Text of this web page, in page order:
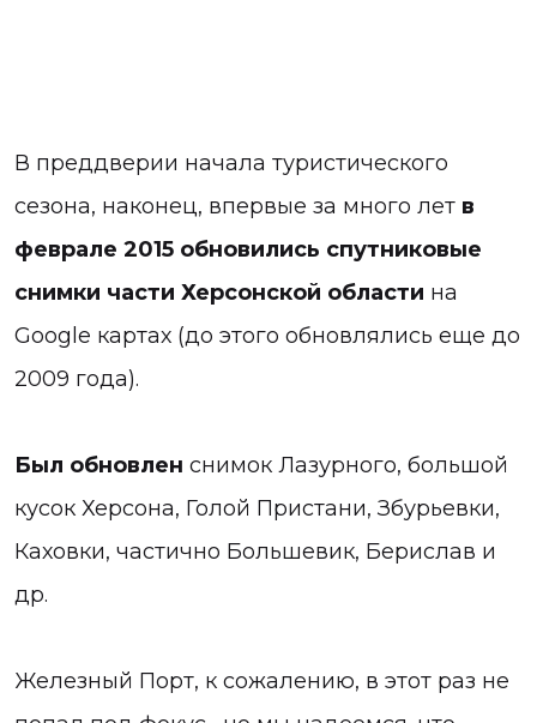
В преддверии начала туристического
сезона, наконец, впервые за много лет в
феврале 2015 обновились спутниковые
снимки части Херсонской области на
Google картах (до этого обновлялись еще до
2009 года).
Был обновлен снимок Лазурного, большой
кусок Херсона, Голой Пристани, Збурьевки,
Каховки, частично Большевик, Берислав и
др.
Железный Порт, к сожалению, в этот раз не